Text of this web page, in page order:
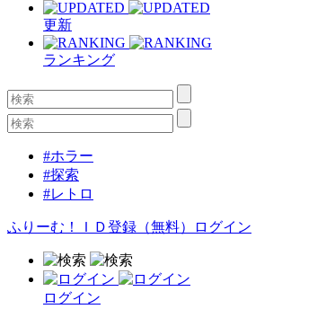
更新
ランキング
#ホラー
#探索
#レトロ
ふりーむ！ＩＤ登録（無料） ログイン
ログイン